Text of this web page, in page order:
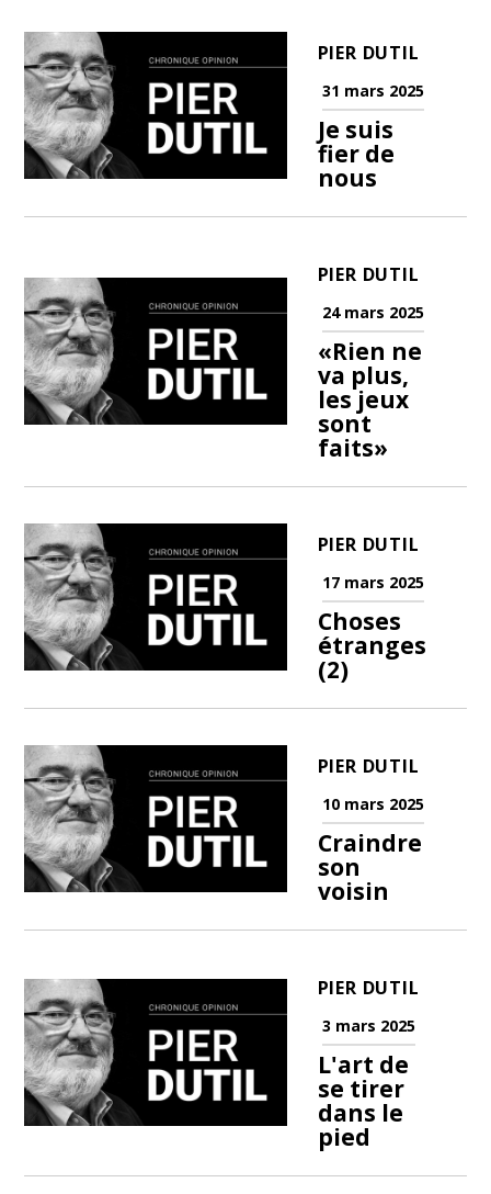
PIER DUTIL
31 mars 2025
Je suis
fier de
nous
PIER DUTIL
24 mars 2025
«Rien ne
va plus,
les jeux
sont
faits»
PIER DUTIL
17 mars 2025
Choses
étranges
(2)
PIER DUTIL
10 mars 2025
Craindre
son
voisin
PIER DUTIL
3 mars 2025
L'art de
se tirer
dans le
pied